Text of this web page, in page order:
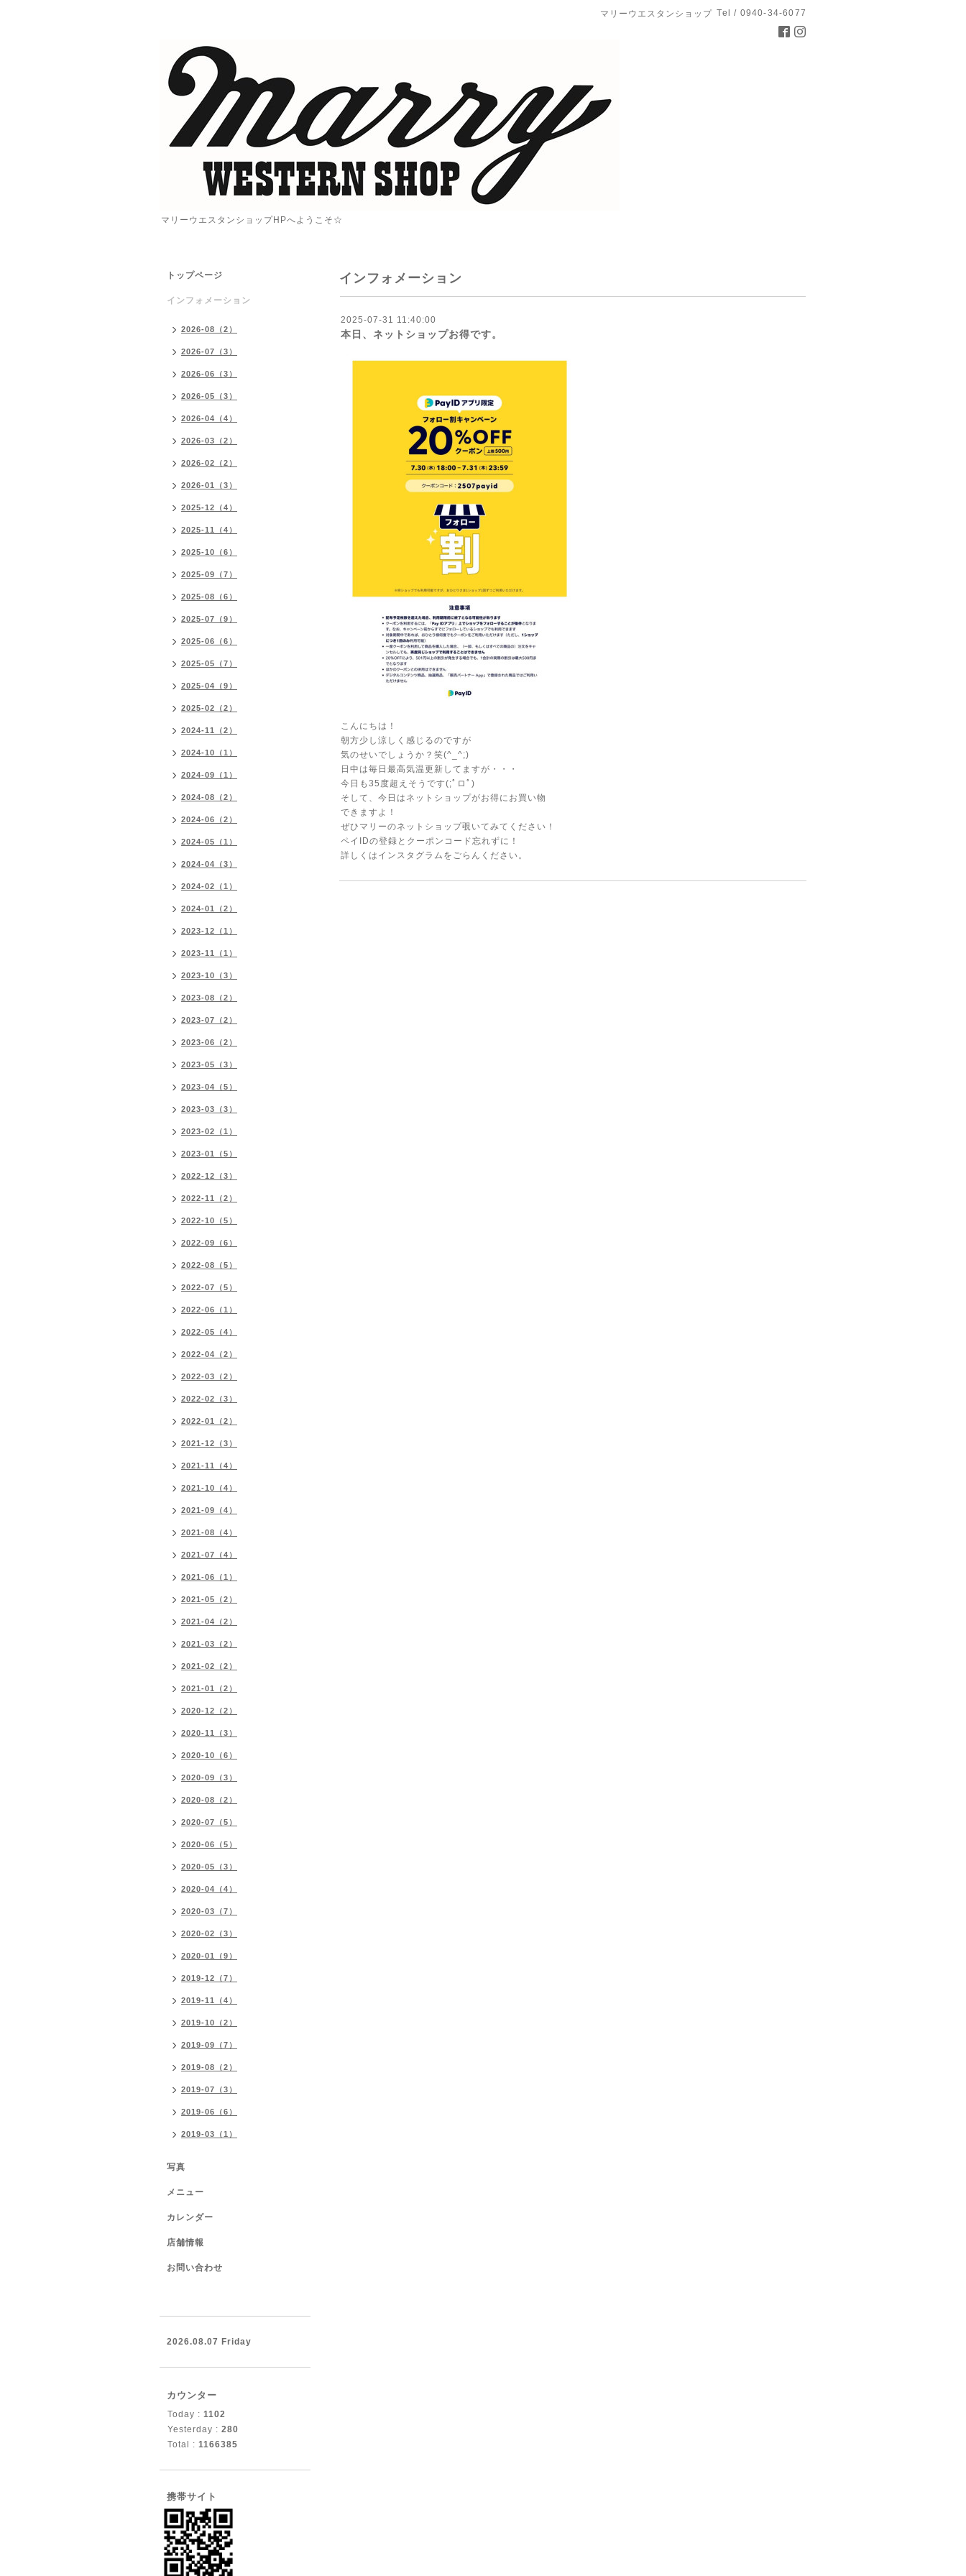
マリーウエスタンショップ Tel / 0940-34-6077
マリーウエスタンショップHPへようこそ☆
インフォメーション
2025-07-31 11:40:00
本日、ネットショップお得です。
こんにちは！
朝方少し涼しく感じるのですが
気のせいでしょうか？笑(^_^;)
日中は毎日最高気温更新してますが・・・
今日も35度超えそうです(;ﾟロﾟ)
そして、今日はネットショップがお得にお買い物
できますよ！
ぜひマリーのネットショップ覗いてみてください！
ペイIDの登録とクーポンコード忘れずに！
詳しくはインスタグラムをごらんください。
トップページ
インフォメーション
2026-08（2）
2026-07（3）
2026-06（3）
2026-05（3）
2026-04（4）
2026-03（2）
2026-02（2）
2026-01（3）
2025-12（4）
2025-11（4）
2025-10（6）
2025-09（7）
2025-08（6）
2025-07（9）
2025-06（6）
2025-05（7）
2025-04（9）
2025-02（2）
2024-11（2）
2024-10（1）
2024-09（1）
2024-08（2）
2024-06（2）
2024-05（1）
2024-04（3）
2024-02（1）
2024-01（2）
2023-12（1）
2023-11（1）
2023-10（3）
2023-08（2）
2023-07（2）
2023-06（2）
2023-05（3）
2023-04（5）
2023-03（3）
2023-02（1）
2023-01（5）
2022-12（3）
2022-11（2）
2022-10（5）
2022-09（6）
2022-08（5）
2022-07（5）
2022-06（1）
2022-05（4）
2022-04（2）
2022-03（2）
2022-02（3）
2022-01（2）
2021-12（3）
2021-11（4）
2021-10（4）
2021-09（4）
2021-08（4）
2021-07（4）
2021-06（1）
2021-05（2）
2021-04（2）
2021-03（2）
2021-02（2）
2021-01（2）
2020-12（2）
2020-11（3）
2020-10（6）
2020-09（3）
2020-08（2）
2020-07（5）
2020-06（5）
2020-05（3）
2020-04（4）
2020-03（7）
2020-02（3）
2020-01（9）
2019-12（7）
2019-11（4）
2019-10（2）
2019-09（7）
2019-08（2）
2019-07（3）
2019-06（6）
2019-03（1）
写真
メニュー
カレンダー
店舗情報
お問い合わせ
2026.08.07 Friday
カウンター
Today : 1102
Yesterday : 280
Total : 1166385
携帯サイト